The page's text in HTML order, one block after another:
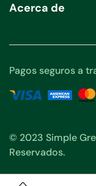
Acerca de
© 2023 Simple
Reservados.
Pagos seguros a